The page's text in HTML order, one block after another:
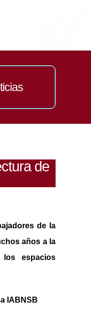
de
de la
años a la
espacios
IABNSB